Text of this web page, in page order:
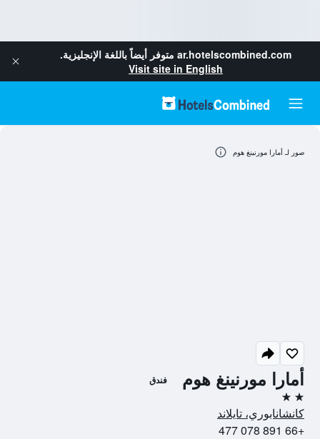
ar.hotelscombined.com متوفر أيضاً باللغة الإنجليزية.
Visit site in English
أمارا مورنينغ هوم فندق
2 نجمتين
كانشانابوري، تايلاند
+66 891 078 477
صور لـ أمارا مورنينغ هوم